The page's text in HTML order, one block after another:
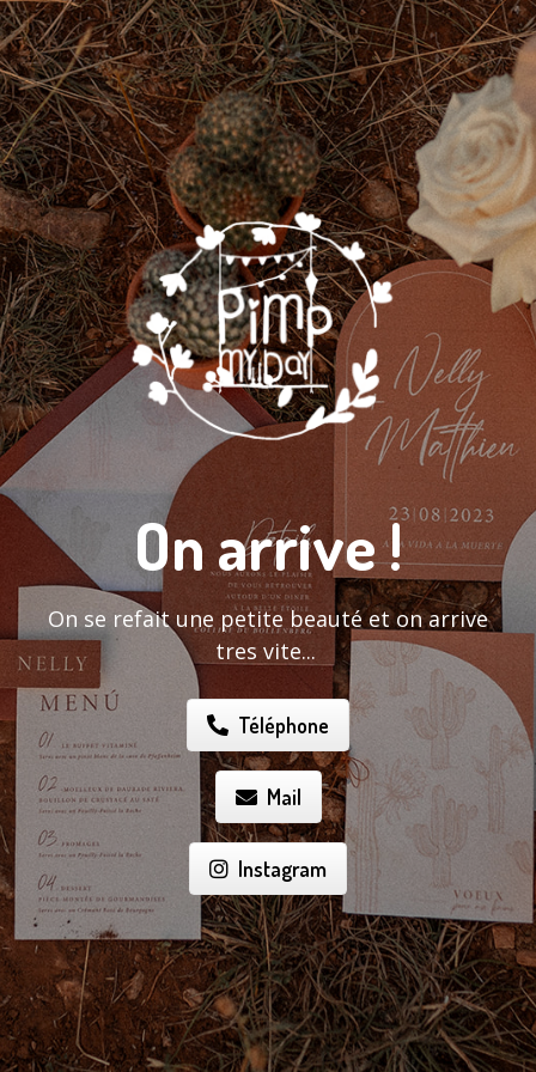
On arrive !
On se refait une petite beauté et on arrive
tres vite...
Téléphone
Mail
Instagram